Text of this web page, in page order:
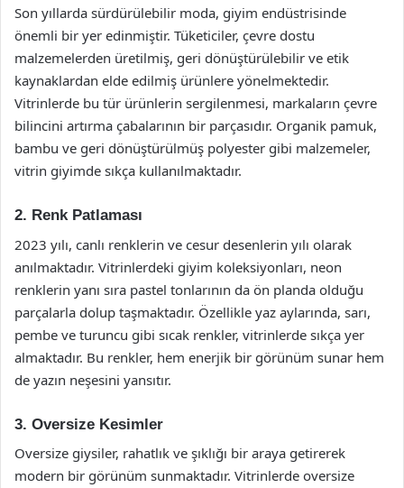
Son yıllarda sürdürülebilir moda, giyim endüstrisinde
önemli bir yer edinmiştir. Tüketiciler, çevre dostu
malzemelerden üretilmiş, geri dönüştürülebilir ve etik
kaynaklardan elde edilmiş ürünlere yönelmektedir.
Vitrinlerde bu tür ürünlerin sergilenmesi, markaların çevre
bilincini artırma çabalarının bir parçasıdır. Organik pamuk,
bambu ve geri dönüştürülmüş polyester gibi malzemeler,
vitrin giyimde sıkça kullanılmaktadır.
2. Renk Patlaması
2023 yılı, canlı renklerin ve cesur desenlerin yılı olarak
anılmaktadır. Vitrinlerdeki giyim koleksiyonları, neon
renklerin yanı sıra pastel tonlarının da ön planda olduğu
parçalarla dolup taşmaktadır. Özellikle yaz aylarında, sarı,
pembe ve turuncu gibi sıcak renkler, vitrinlerde sıkça yer
almaktadır. Bu renkler, hem enerjik bir görünüm sunar hem
de yazın neşesini yansıtır.
3. Oversize Kesimler
Oversize giysiler, rahatlık ve şıklığı bir araya getirerek
modern bir görünüm sunmaktadır. Vitrinlerde oversize